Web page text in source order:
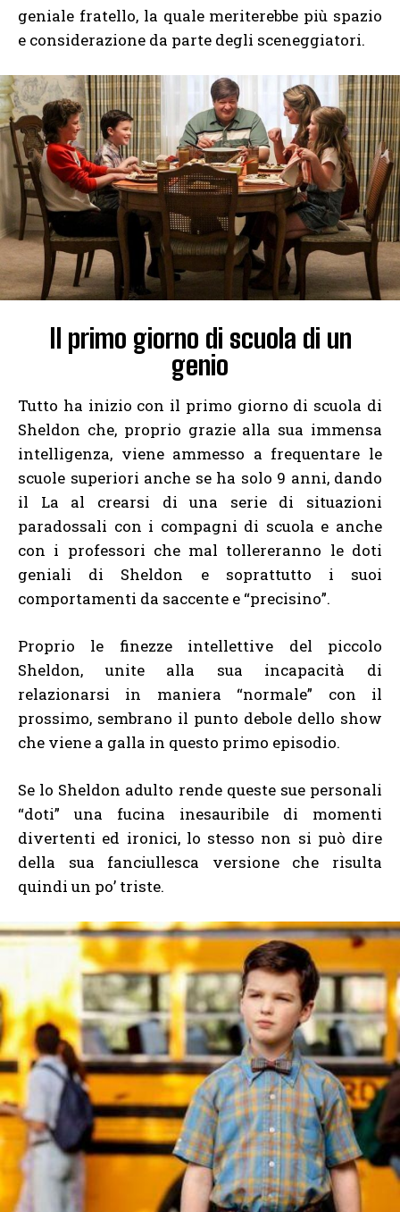
geniale fratello, la quale meriterebbe più spazio
e considerazione da parte degli sceneggiatori.
Il primo giorno di scuola di un
genio
Tutto ha inizio con il primo giorno di scuola di
Sheldon che, proprio grazie alla sua immensa
intelligenza, viene ammesso a frequentare le
scuole superiori anche se ha solo 9 anni, dando
il La al crearsi di una serie di situazioni
paradossali con i compagni di scuola e anche
con i professori che mal tollereranno le doti
geniali di Sheldon e soprattutto i suoi
comportamenti da saccente e “precisino”.
Proprio le finezze intellettive del piccolo
Sheldon, unite alla sua incapacità di
relazionarsi in maniera “normale” con il
prossimo, sembrano il punto debole dello show
che viene a galla in questo primo episodio.
Se lo Sheldon adulto rende queste sue personali
“doti” una fucina inesauribile di momenti
divertenti ed ironici, lo stesso non si può dire
della sua fanciullesca versione che risulta
quindi un po’ triste.